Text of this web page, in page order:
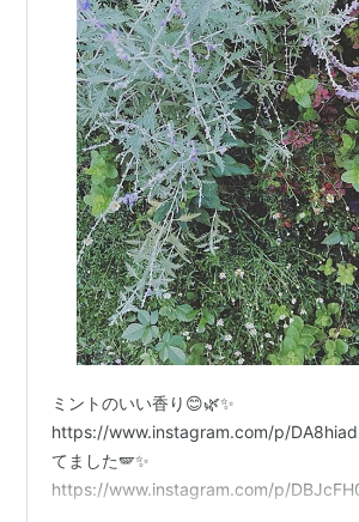
ミントのいい香り😊🌿✨
https://www.instagram.com/p/
てました🪽✨
https://www.instagram.com/p/